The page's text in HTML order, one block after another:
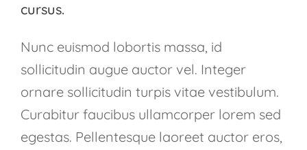
cursus.
Nunc euismod lobortis massa, id
sollicitudin augue auctor vel. Integer
ornare sollicitudin turpis vitae vestibulum.
Curabitur faucibus ullamcorper lorem sed
egestas. Pellentesque laoreet auctor eros,